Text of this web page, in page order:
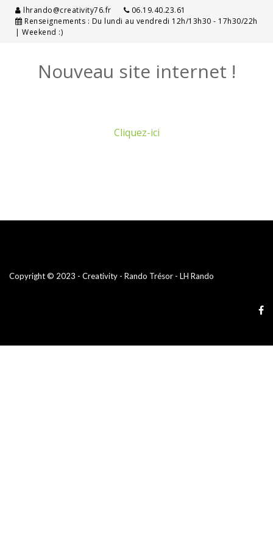
lhrando@creativity76.fr
06.19.40.23.61
Renseignements : Du lundi au vendredi 12h/13h30 - 17h30/22h
| Weekend :)
Nouveau site internet !
Cliquez-ici
Copyright © 2023 - Creativity - Rando Trésor - LH Rando